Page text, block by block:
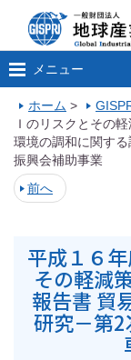
メニュー
ホーム >
Ｉのリスクとその
環境の調和に関す
振興会補助事業
前へ
平成１６
その軽減
報告書 貿
研究－第